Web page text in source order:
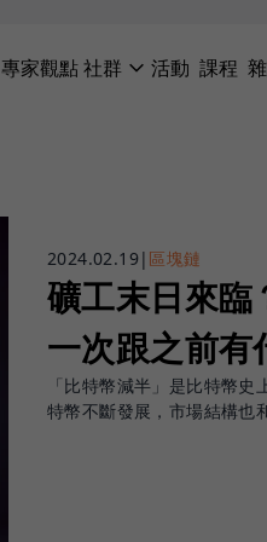
專家觀點社群 活動 課程
2024.02.19 | 區塊鏈
礦工末日來臨
一次跟之前有
「比特幣減半」是比特幣
特幣不斷發展，市場結構也